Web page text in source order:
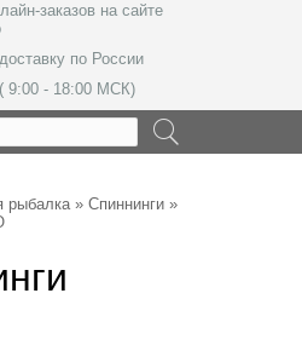
заказов на сайте
по России
9:00 - 18:00 МСК)
рыбалка» Спиннинги »